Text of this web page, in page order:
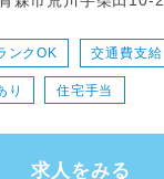
ンクOK 交通費支給
り 住宅手当
求人をみる